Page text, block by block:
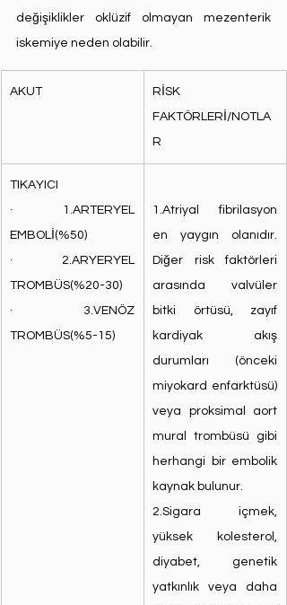
değişiklikler oklüzif olmayan mezenterik
iskemiye neden olabilir.
AKUT
RİSK
FAKTÖRLERİ/NOTLA
R
TIKAYICI
·       1.ARTERYEL
EMBOLİ(%50)
·       2.ARYERYEL
TROMBÜS(%20-30)
·       3.VENÖZ
TROMBÜS(%5-15)
1.Atriyal fibrilasyon
en yaygın olanıdır.
Diğer risk faktörleri
arasında valvüler
bitki örtüsü, zayıf
kardiyak akış
durumları (önceki
miyokard enfarktüsü)
veya proksimal aort
mural trombüsü gibi
herhangi bir embolik
kaynak bulunur.
2.Sigara içmek,
yüksek kolesterol,
diyabet, genetik
yatkınlık veya daha